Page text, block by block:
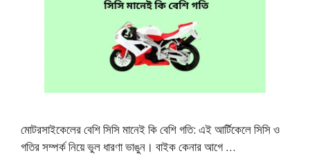
মোটরসাইকেলের বেশি সিসি মানেই কি বেশি গতি: এই আর্টিকেলে সিসি ও
গতির সম্পর্ক নিয়ে ভুল ধারণা ভাঙুন। বাইক কেনার আগে …